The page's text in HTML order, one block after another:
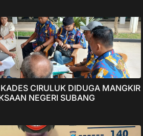
CIRULUK DIDUGA MANGKIR
NEGERI SUBANG